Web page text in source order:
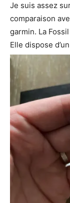
Je suis assez
comparaison
garmin. La
Elle dispose